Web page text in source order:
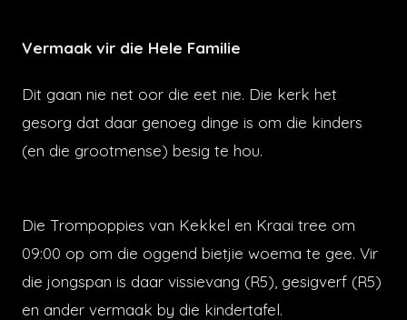
Vermaak vir die Hele Familie
Dit gaan nie net oor die eet nie. Die kerk het
gesorg dat daar genoeg dinge is om die kinders
(en die grootmense) besig te hou.
Die Trompoppies van Kekkel en Kraai tree om
09:00 op om die oggend bietjie woema te gee. Vir
die jongspan is daar vissievang (R5), gesigverf (R5)
en ander vermaak by die kindertafel.